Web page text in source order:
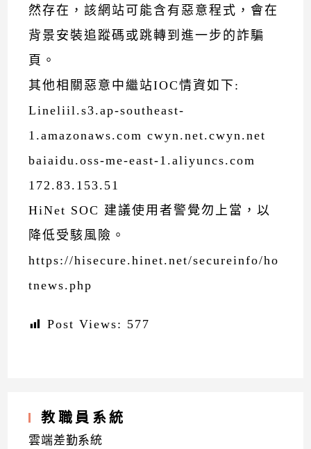
然存在，該網站可能含有惡意程式，會在
背景安裝追蹤碼或跳轉到進一步的詐騙
頁。
其他相關惡意中繼站IOC情資如下:
Lineliil.s3.ap-southeast-
1.amazonaws.com cwyn.net.cwyn.net
baiaidu.oss-me-east-1.aliyuncs.com
172.83.153.51
HiNet SOC 建議使用者警覺勿上當，以
降低受駭風險。
https://hisecure.hinet.net/secureinfo/ho
tnews.php
Post Views: 577
教職員系統
雲端差勤系統